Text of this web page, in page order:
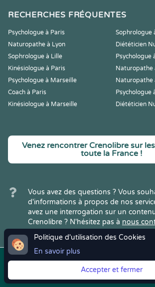
Politique d'utilisation des Cookies
En savoir plus
Accepter et fermer
RECHERCHES FRÉQUENTES
Psychologue à Paris
Sophrologue
Naturopathe à Lyon
Diététicien
Sophrologue à Lille
Psychologue
Kinésiologue à Paris
Naturopathe
Psychologue à Marseille
Naturopathe
Coach à Paris
Psychologue
Kinésiologue à Marseille
Diététicien
Venez rencontrer Crenolibre sur
toute la France !
Vous avez des questions ? Vous
d'informations à propos de nos
avez une interrogation sur un
Crenolibre ? N'hésitez pas à nous
Copyright © 2022Crenolibre, tous
Mentions
Légales